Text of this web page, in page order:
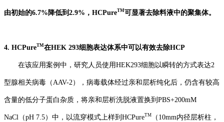
由初始的6.7% 降低到2.9% ，HCPureTM可显著去除料液中的聚集体。
4. HCPureTM在HEK 293细胞表达体系中可以有效去除HCP
在该应用案例中， 研究人员使用HEK293细胞以瞬转的方式表达2
型腺相关病毒（AAV-2），病毒载体经过亲和层析纯化后 ， 仍含有较高
含量的低分子蛋白杂质，将亲和层析洗脱液置换到 PBS+200mM
NaCl（pH 7.5） 中 ，以流穿模式上样到HCPureTM （ 10mm内径层析柱，